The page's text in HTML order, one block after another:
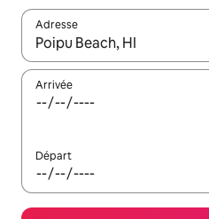
Adresse
Lorsque les résultats
Arrivée
Départ